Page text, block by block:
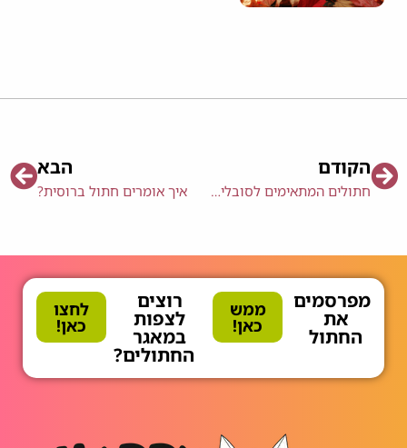
הקודם
חתולים המתאימים לסובלים מאלרגיות
הבא
איך אומרים חתול ברוסית?
מפרסמים
את
החתול
ממש
כאן!
רוצים
לצפות
במאגר
החתולים?
לחצו
כאן!